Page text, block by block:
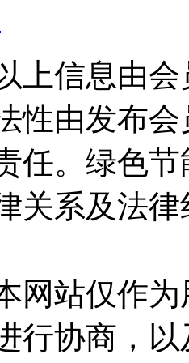
上信息由
性由发布
任。绿色
关系及法
网站仅作
行协商，